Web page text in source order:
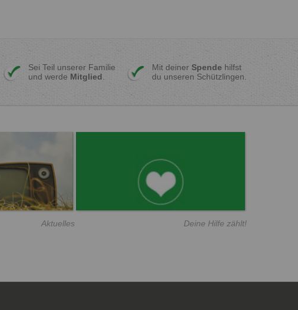
Sei Teil unserer Familie
und werde Mitglied
Mit deiner Spende hilfst
du unseren Schützlingen.
Aktuelles Deine Hilfe zählt!